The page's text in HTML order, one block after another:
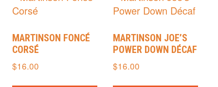
MARTINSON FONCÉ
CORSÉ
$16.00
MARTINSON JOE’S
POWER DOWN DÉCAF
$16.00